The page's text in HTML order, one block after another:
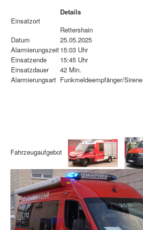
Einsatzort
Details
Rettershain
Datum
25.05.2025
Alarmierungszeit15:03 Uhr
Einsatzende
15:45 Uhr
Einsatzdauer
42 Min.
Alarmierungsart Funkmeldeempfänger/Sirene
Fahrzeugaufgebot